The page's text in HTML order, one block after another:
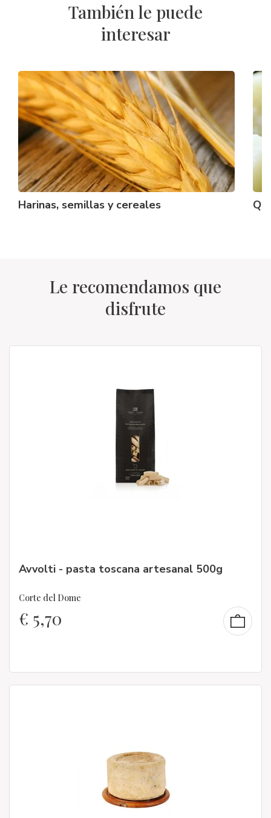
También le puede
interesar
Harinas, semillas y cereales
Le recomendamos que
disfrute
Avvolti - pasta toscana artesanal 500g
Corte del Dome
€ 5,70